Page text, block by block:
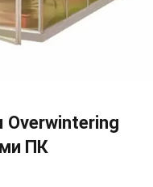
Overwintering
ПК